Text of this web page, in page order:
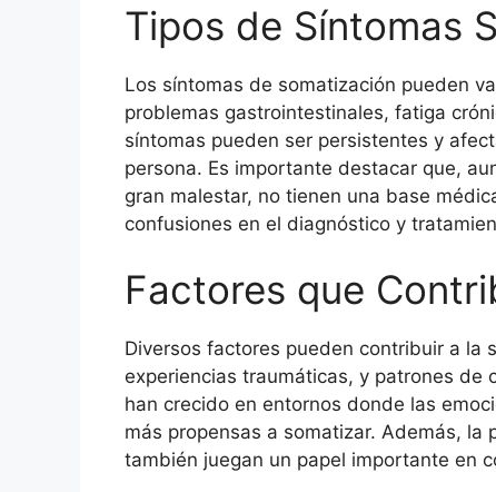
Tipos de Síntomas
Los síntomas de somatización pueden
problemas gastrointestinales, fatiga
síntomas pueden ser persistentes y
persona. Es importante destacar que,
gran malestar, no tienen una base
confusiones en el diagnóstico y
Factores que
Diversos factores pueden contribuir a la
experiencias traumáticas, y patrones de
han crecido en entornos donde las
más propensas a somatizar. Además,
también juegan un papel importante en